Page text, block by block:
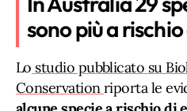
sono più a
Lo studio pubblicato su
Conservationriporta le